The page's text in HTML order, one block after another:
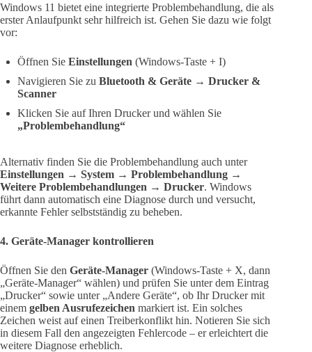
Windows 11 bietet eine integrierte Problembehandlung, die als
erster Anlaufpunkt sehr hilfreich ist. Gehen Sie dazu wie folgt
vor:
Öffnen Sie Einstellungen (Windows-Taste + I)
Navigieren Sie zu Bluetooth & Geräte → Drucker &
Scanner
Klicken Sie auf Ihren Drucker und wählen Sie
„Problembehandlung“
Alternativ finden Sie die Problembehandlung auch unter
Einstellungen → System → Problembehandlung →
Weitere Problembehandlungen → Drucker. Windows
führt dann automatisch eine Diagnose durch und versucht,
erkannte Fehler selbstständig zu beheben.
4. Geräte-Manager kontrollieren
Öffnen Sie den Geräte-Manager (Windows-Taste + X, dann
„Geräte-Manager“ wählen) und prüfen Sie unter dem Eintrag
„Drucker“ sowie unter „Andere Geräte“, ob Ihr Drucker mit
einem gelben Ausrufezeichen markiert ist. Ein solches
Zeichen weist auf einen Treiberkonflikt hin. Notieren Sie sich
in diesem Fall den angezeigten Fehlercode – er erleichtert die
weitere Diagnose erheblich.